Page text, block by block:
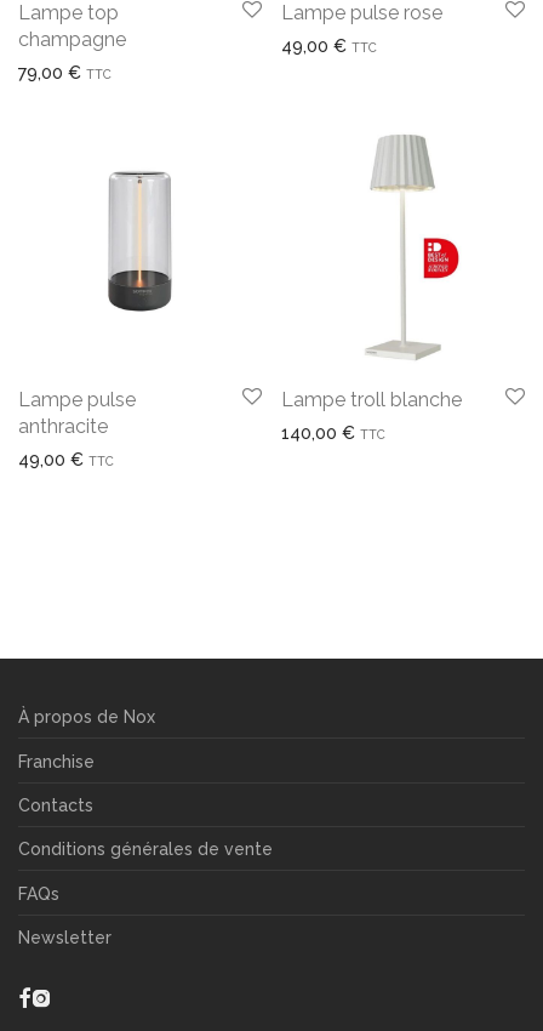
Lampe top
champagne
79,00 € TTC
Lampe pulse rose
49,00 € TTC
Lampe pulse
anthracite
49,00 € TTC
Lampe troll blanche
140,00 € TTC
À propos de Nox
Franchise
Contacts
Conditions générales de vente
FAQs
Newsletter